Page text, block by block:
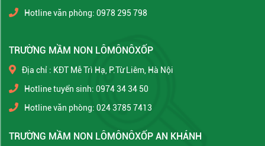
Hotline văn phòng: 0978 295 798
TRƯỜNG MẦM NON LÔMÔNÔXỐP
Địa chỉ : KĐT Mễ Trì Hạ, P.Từ Liêm, Hà Nội
Hotline tuyển sinh: 0974 34 34 50
Hotline văn phòng: 024 3785 7413
TRƯỜNG MẦM NON LÔMÔNÔXỐP AN KHÁNH